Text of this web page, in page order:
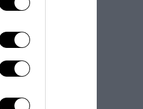
altre
si ripetano